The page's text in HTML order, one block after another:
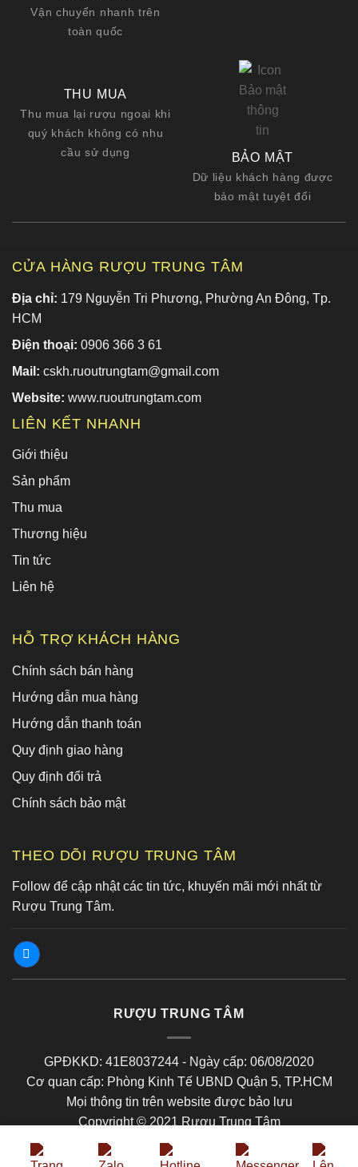
Vận chuyển nhanh trên
toàn quốc
THU MUA
Thu mua lại rượu ngoại khi
quý khách không có nhu
cầu sử dụng
BẢO MẬT
Dữ liệu khách hàng được
bảo mật tuyệt đối
CỬA HÀNG RƯỢU TRUNG TÂM
Địa chỉ: 179 Nguyễn Tri Phương, Phường An Đông, Tp.
HCM
Điện thoại: 0906 366 3 61
Mail: cskh.ruoutrungtam@gmail.com
Website: www.ruoutrungtam.com
LIÊN KẾT NHANH
Giới thiệu
Sản phẩm
Thu mua
Thương hiệu
Tin tức
Liên hệ
HỖ TRỢ KHÁCH HÀNG
Chính sách bán hàng
Hướng dẫn mua hàng
Hướng dẫn thanh toán
Quy định giao hàng
Quy định đổi trả
Chính sách bảo mật
THEO DÕI RƯỢU TRUNG TÂM
Follow để cập nhật các tin tức, khuyến mãi mới nhất từ
Rượu Trung Tâm.
RƯỢU TRUNG TÂM
GPĐKKD: 41E8037244 - Ngày cấp: 06/08/2020
Cơ quan cấp: Phòng Kinh Tế UBND Quận 5, TP.HCM
Mọi thông tin trên website được bảo lưu
Copyright © 2021 Rượu Trung Tâm